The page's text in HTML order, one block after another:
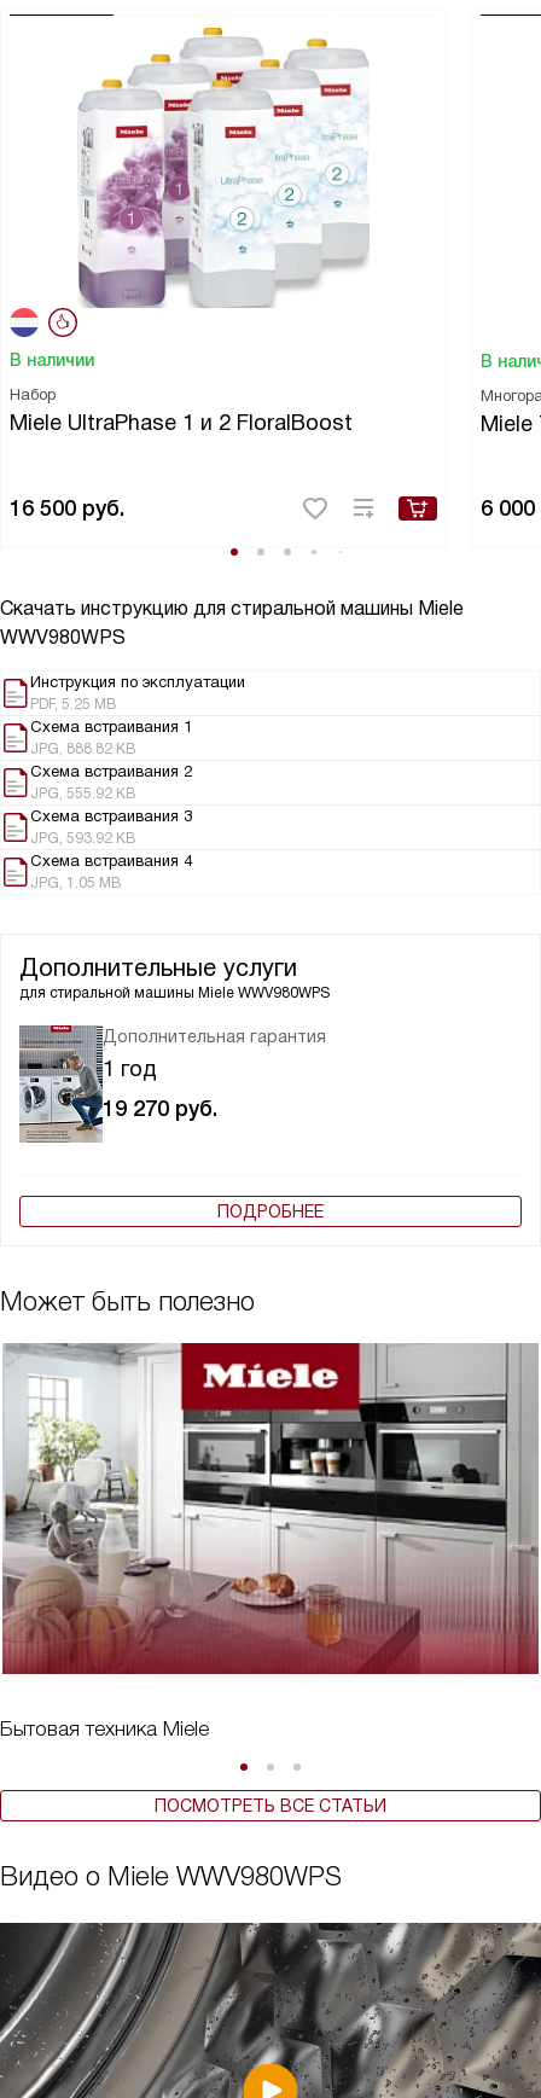
В наличии
Набор
Miele UltraPhase 1 и 2 FloralBoost
16 500 руб.
В
Miele
6 000
Скачать инструкцию для стиральной машины Miele
WWV980WPS
Инструкция по эксплуатации
PDF, 5.25 MB
Схема встраивания 1
JPG, 888.82 KB
Схема встраивания 2
JPG, 555.92 KB
Схема встраивания 3
JPG, 593.92 KB
Схема встраивания 4
JPG, 1.05 MB
Дополнительные услуги
для стиральной машины Miele WWV980WPS
Дополнительная гарантия
1 год
19 270 руб.
ПОДРОБНЕЕ
Может быть полезно
Бытовая техника Miele
ПОСМОТРЕТЬ ВСЕ СТАТЬИ
Видео о Miele WWV980WPS